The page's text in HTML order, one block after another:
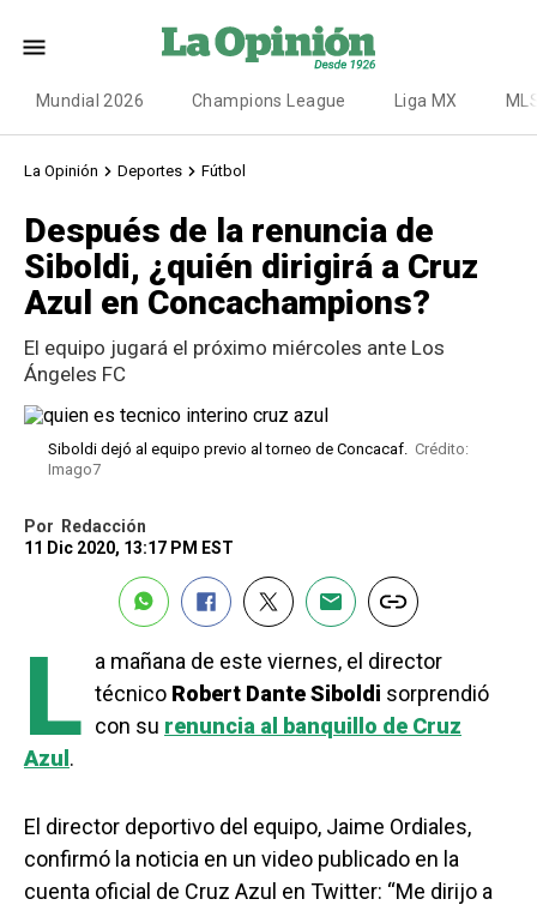
Mundial 2026 Champions League Liga MX
La Opinión Deportes Fútbol
Después de la renuncia de
Siboldi, ¿quién dirigirá a Cruz
Azul en Concachampions?
El equipo jugará el próximo miércoles ante Los
Ángeles FC
Siboldi dejó al equipo previo al torneo de Concacaf. Crédito:
Imago7
Por
Redacción
11 Dic 2020, 13:17 PM EST
L a mañana de este viernes, el director
técnico Robert Dante Siboldi sorprendió
con su renuncia al banquillo de Cruz
Azul .
El director deportivo del equipo, Jaime Ordiales,
confirmó la noticia en un video publicado en la
cuenta oficial de Cruz Azul en Twitter: “Me dirijo a